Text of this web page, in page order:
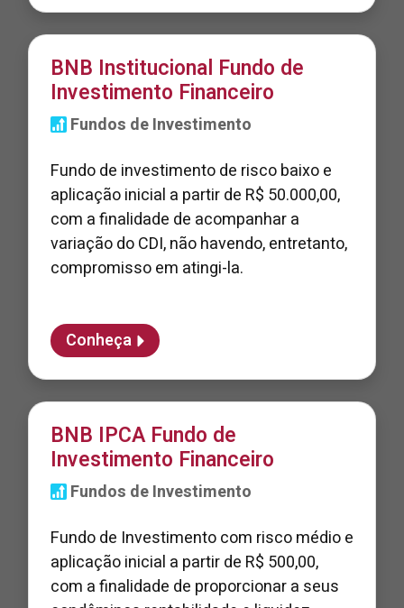
BNB Institucional Fundo de
Investimento Financeiro
Fundos de Investimento
Fundo de investimento de risco baixo e
aplicação inicial a partir de R$ 50.000,00,
com a finalidade de acompanhar a
variação do CDI, não havendo, entretanto,
compromisso em atingi-la.
Conheça
BNB IPCA Fundo de
Investimento Financeiro
Fundos de Investimento
Fundo de Investimento com risco médio e
aplicação inicial a partir de R$ 500,00,
com a finalidade de proporcionar a seus